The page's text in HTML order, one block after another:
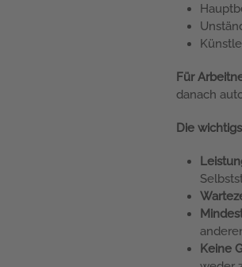
Für
danach
Die
Keine